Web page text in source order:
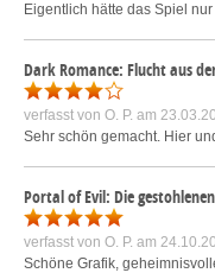
Eigentlich hätte das Spiel
Dark Romance: Flucht aus
verfasst von O. P. am
Sehr schön gemacht. Hier
Portal of Evil: Die
verfasst von O. P. am
Schöne Grafik,